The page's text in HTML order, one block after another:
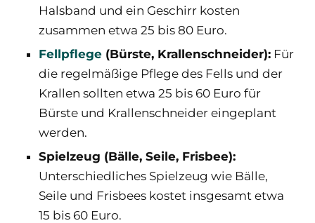
Halsband und ein Geschirr kosten
zusammen etwa 25 bis 80 Euro.
Fellpflege (Bürste, Krallenschneider): Für
die regelmäßige Pflege des Fells und der
Krallen sollten etwa 25 bis 60 Euro für
Bürste und Krallenschneider eingeplant
werden.
Spielzeug (Bälle, Seile, Frisbee):
Unterschiedliches Spielzeug wie Bälle,
Seile und Frisbees kostet insgesamt etwa
15 bis 60 Euro.